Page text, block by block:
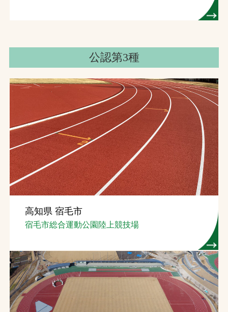
公認第3種
高知県 宿毛市
宿毛市総合運動公園陸上競技場